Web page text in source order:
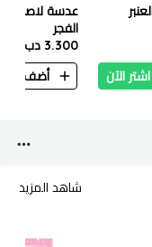
اشتر الآن
عدسة لاصقة
الفجر
3.300 دب
أضف
شاهد المزيد